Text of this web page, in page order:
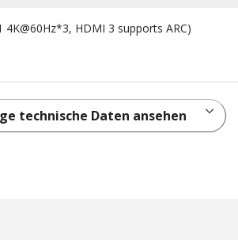
4K@60Hz*3, HDMI 3 supports ARC)
technische Daten ansehen